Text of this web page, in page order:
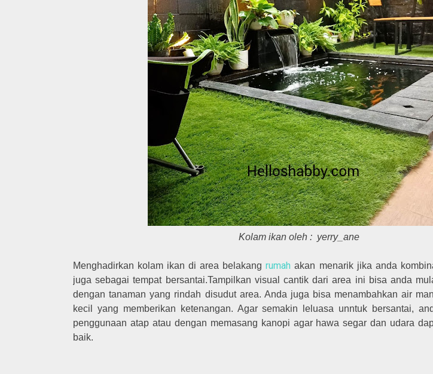
Kolam ikan oleh : yerry_ane
Menghadirkan kolam ikan di area belakangrumah akan menarik jika anda
juga sebagai tempat bersantai.Tampilkan visual cantik dari area ini bisa anda
dengan tanaman yang rindah disudut area. Anda juga bisa menambahkan air
kecil yang memberikan ketenangan. Agar semakin leluasa unntuk bersantai,
penggunaan atap atau dengan memasang kanopi agar hawa segar dan udara
baik.